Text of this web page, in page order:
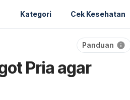
Kategori Cek Kesehatan
Panduan
Pria agar